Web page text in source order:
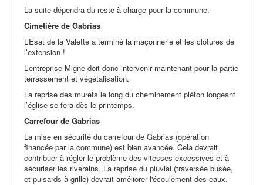
La suite dépendra du reste à charge pour la commune.
Cimetière de Gabrias
L’Esat de la Valette a terminé la maçonnerie et les clôtures de
l’extension !
L’entreprise Migne doit donc intervenir maintenant pour la partie
terrassement et végétalisation.
La reprise des murets le long du cheminement piéton longeant
l’église se fera dès le printemps.
Carrefour de Gabrias
La mise en sécurité du carrefour de Gabrias (opération
financée par la commune) est bien avancée. Cela devrait
contribuer à régler le problème des vitesses excessives et à
sécuriser les riverains. La reprise du pluvial (traversée busée,
et puisards à grille) devrait améliorer l'écoulement des eaux.